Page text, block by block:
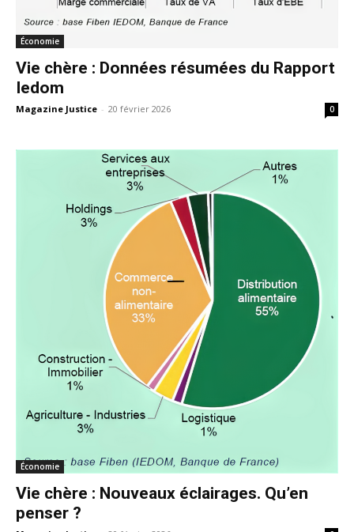
Économie
Vie chère : Données résumées du Rapport
Iedom
Magazine Justice - 20 février 2026 0
Économie
Vie chère : Nouveaux éclairages. Qu’en
penser ?